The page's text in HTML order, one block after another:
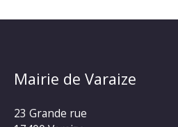
Mairie de Varaize
23 Grande rue